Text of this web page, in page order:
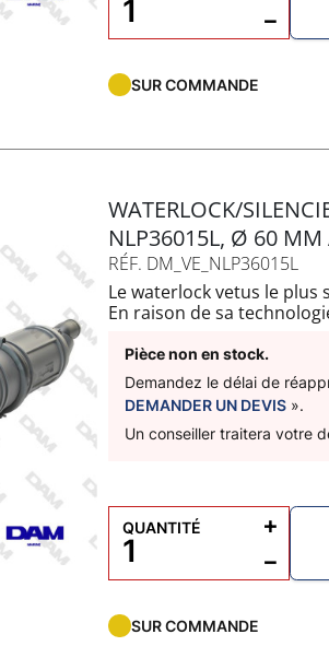
SUR COMMANDE
−
WATERLOCK/
NLP36015L, Ø 60 MM
RÉF. DM_VE_NLP36015L
Le waterlock vetus le plus
En raison de sa
chambres rotatives et
et rapide même dans les
Livré avec 2 sangles de
Capacité : 15L
A : 1200mm
Pièce non en stock.
Demandez le délai de
DEMANDER UN DEVIS ».
Un conseiller traitera votre
SUR COMMANDE
QUANTITÉ
−
+